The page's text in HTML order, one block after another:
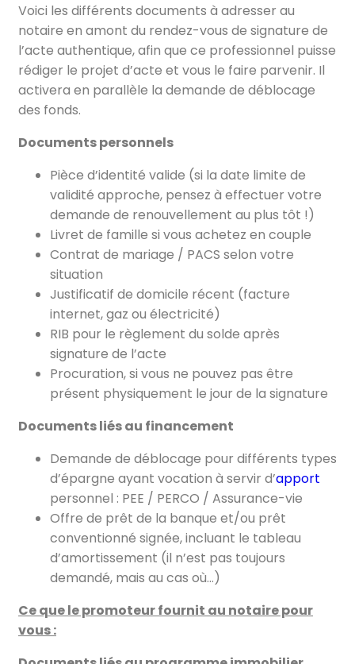
Voici les différents documents à adresser au
notaire en amont du rendez-vous de signature de
l’acte authentique, afin que ce professionnel puisse
rédiger le projet d’acte et vous le faire parvenir. Il
activera en parallèle la demande de déblocage
des fonds.
Documents personnels
Pièce d’identité valide (si la date limite de
validité approche, pensez à effectuer votre
demande de renouvellement au plus tôt !)
Livret de famille si vous achetez en couple
Contrat de mariage / PACS selon votre
situation
Justificatif de domicile récent (facture
internet, gaz ou électricité)
RIB pour le règlement du solde après
signature de l’acte
Procuration, si vous ne pouvez pas être
présent physiquement le jour de la signature
Documents liés au financement
Demande de déblocage pour différents types
d’épargne ayant vocation à servir d’apport
personnel : PEE / PERCO / Assurance-vie
Offre de prêt de la banque et/ou prêt
conventionné signée, incluant le tableau
d’amortissement (il n’est pas toujours
demandé, mais au cas où…)
Ce que le promoteur fournit au notaire pour
vous :